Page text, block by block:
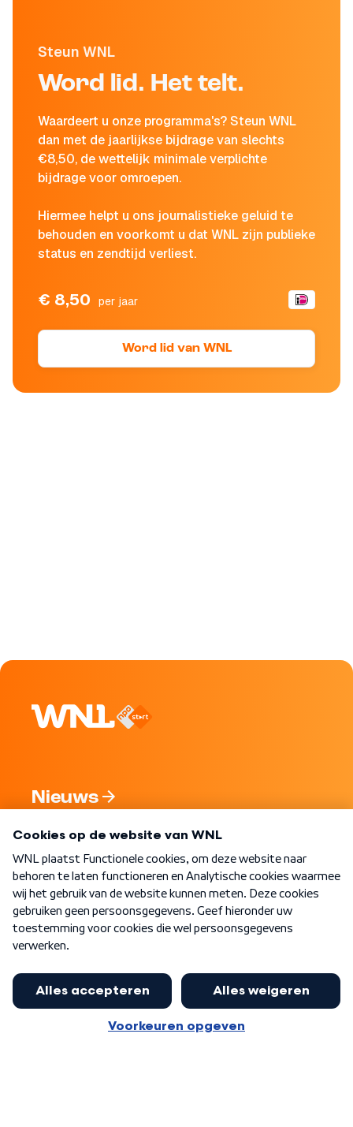
Steun WNL
Word lid. Het telt.
Waardeert u onze programma's? Steun WNL
dan met de jaarlijkse bijdrage van slechts
€8,50, de wettelijk minimale verplichte
bijdrage voor omroepen.
Hiermee helpt u ons journalistieke geluid te
behouden en voorkomt u dat WNL zijn publieke
status en zendtijd verliest.
€ 8,50 per jaar
Word lid van WNL
Nieuws
Nieuwsbrief
Word Lid